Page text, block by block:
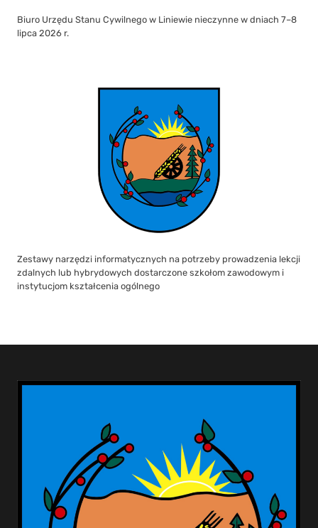
Biuro Urzędu Stanu Cywilnego w Liniewie nieczynne w dniach 7–8
lipca 2026 r.
Zestawy narzędzi informatycznych na potrzeby prowadzenia lekcji
zdalnych lub hybrydowych dostarczone szkołom zawodowym i
instytucjom kształcenia ogólnego